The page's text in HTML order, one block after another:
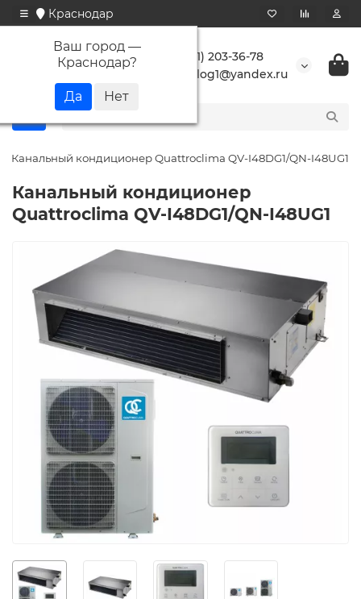
Краснодар
Ваш город —
Краснодар?
+7 (861) 203-36-78
buranlog1@yandex.ru
Канальный кондиционер Quattroclima QV-I48DG1/QN-I48UG1
Канальный кондиционер
Quattroclima QV-I48DG1/QN-I48UG1